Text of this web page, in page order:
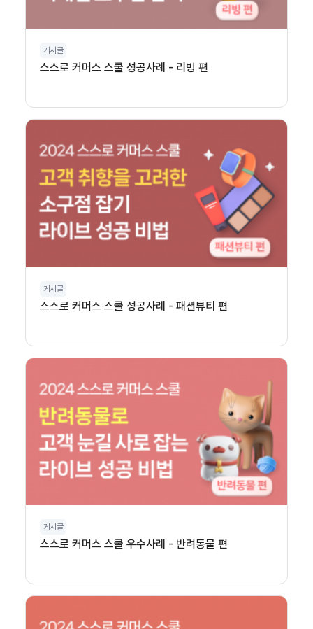
게시글
스스로 커머스 스쿨 성공사례 - 리빙 편
게시글
스스로 커머스 스쿨 성공사례 - 패션뷰티 편
게시글
스스로 커머스 스쿨 우수사례 - 반려동물 편